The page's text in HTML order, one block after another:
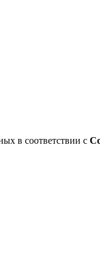
в соответствии с